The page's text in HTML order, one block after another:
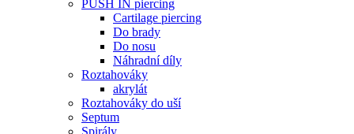
PUSH IN piercing
Cartilage piercing
Do brady
Do nosu
Náhradní díly
Roztahováky
akrylát
Roztahováky do uší
Septum
Spirály